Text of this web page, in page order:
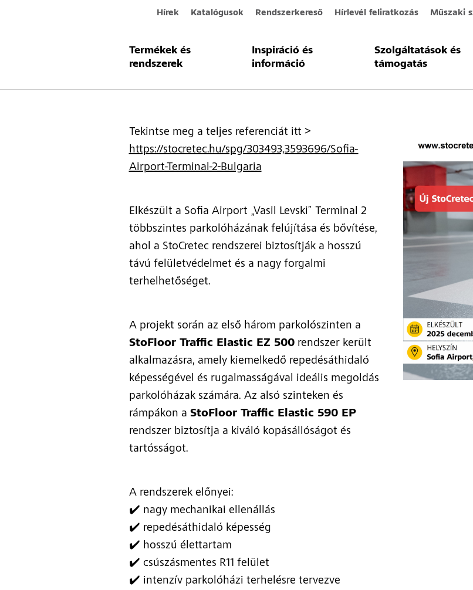
Hírek Katalógusok Rendszerkereső Hírlevél feliratkozás Műszaki
Termékek és
rendszerek
Inspiráció és
információ
Szolgáltatások és
támogatás
Új StoCretec referencia
Tekintse meg a teljes referenciát itt >
https://stocretec.hu/spg/303493,3593696/Sofia-
Airport-Terminal-2-Bulgaria
Elkészült a Sofia Airport „Vasil Levski” Terminal 2
többszintes parkolóházának felújítása és bővítése,
ahol a StoCretec rendszerei biztosítják a hosszú
távú felületvédelmet és a nagy forgalmi
terhelhetőséget.
A projekt során az első három parkolószinten a
StoFloor Traffic Elastic EZ 500rendszer került
alkalmazásra, amely kiemelkedő repedésáthidaló
képességével és rugalmasságával ideális megoldás
parkolóházak számára. Az alsó szinteken és
rámpákon a StoFloor Traffic Elastic 590 EP
rendszer biztosítja a kiváló kopásállóságot és
tartósságot.
A rendszerek előnyei:
✔️ nagy mechanikai ellenállás
✔️ repedésáthidaló képesség
✔️ hosszú élettartam
✔️ csúszásmentes R11 felület
✔️ intenzív parkolóházi terhelésre tervezve